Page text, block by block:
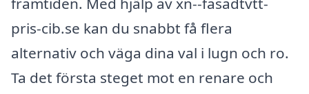
pris-cib.se kan du snabbt få flera
alternativ och väga dina val i lugn och ro.
Ta det första steget mot en renare och